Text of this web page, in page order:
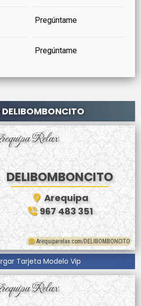
Pregúntame
Pregúntame
Relax
DELIBOMBONCITO
Arequipa
967 483 351
Arequiparelax.com/DELIBOMBONCITO
Tarjeta Modelo Vip
Relax